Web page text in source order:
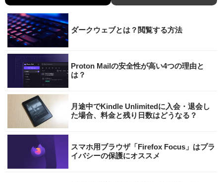
ダークウェブとは？閲覧する方法
Proton Mailの安全性が高い4つの理由と
は？
月途中でKindle Unlimitedに入会・退会し
た場合、料金と残り日数はどうなる？
スマホ用ブラウザ「Firefox Focus」はプラ
イバシーの保護にオススメ